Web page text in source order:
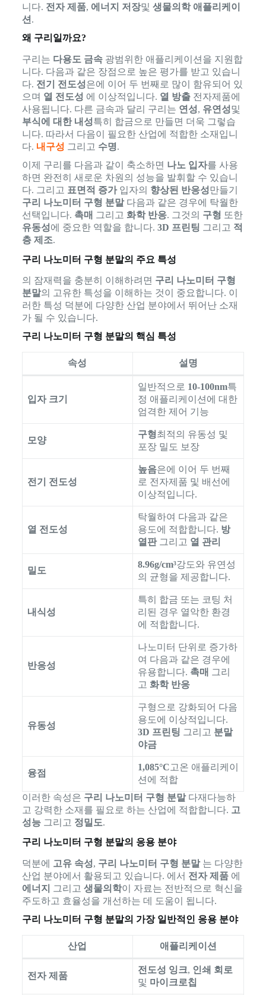
니다. 전자 제품, 에너지 저장및 생물의학 애플리케이
션 .
왜 구리일까요?
구리는 다용도 금속광범위한 애플리케이션을 지원합
니다. 다음과 같은 장점으로 높은 평가를 받고 있습니
다. 전기 전도성은에 이어 두 번째로 많이 함유되어 있
으며 열 전도성 에 이상적입니다. 열 방출전자제품에
사용됩니다. 다른 금속과 달리 구리는 연성, 유연성및
부식에 대한 내성특히 합금으로 만들면 더욱 그렇습
니다. 따라서 다음이 필요한 산업에 적합한 소재입니
다. 내구성 그리고 수명.
이제 구리를 다음과 같이 축소하면 나노 입자를 사용
하면 완전히 새로운 차원의 성능을 발휘할 수 있습니
다. 그리고 표면적 증가입자의 향상된 반응성만들기
구리 나노미터 구형 분말다음과 같은 경우에 탁월한
선택입니다. 촉매 그리고 화학 반응. 그것의 구형 또한
유동성에 중요한 역할을 합니다. 3D 프린팅 그리고 적
층 제조.
구리 나노미터 구형 분말의 주요 특성
의 잠재력을 충분히 이해하려면 구리 나노미터 구형
분말의 고유한 특성을 이해하는 것이 중요합니다. 이
러한 특성 덕분에 다양한 산업 분야에서 뛰어난 소재
가 될 수 있습니다.
구리 나노미터 구형 분말의 핵심 특성
속성 설명
입자 크기
일반적으로 10-100nm특
정 애플리케이션에 대한
엄격한 제어 기능
모양
구형최적의 유동성 및
포장 밀도 보장
전기 전도성
높음은에 이어 두 번째
로 전자제품 및 배선에
이상적입니다.
열 전도성
탁월하여 다음과 같은
용도에 적합합니다. 방
열판그리고 열 관리
밀도
8.96g/cm³강도와 유연성
의 균형을 제공합니다.
내식성
특히 합금 또는 코팅 처
리된 경우 열악한 환경
에 적합합니다.
반응성
나노미터 단위로 증가하
여 다음과 같은 경우에
유용합니다. 촉매 그리
고 화학 반응
유동성
구형으로 강화되어 다음
용도에 이상적입니다.
3D 프린팅 그리고 분말
야금
융점
1,085°C고온 애플리케이
션에 적합
이러한 속성은 구리 나노미터 구형 분말다재다능하
고 강력한 소재를 필요로 하는 산업에 적합합니다. 고
성능그리고 정밀도.
구리 나노미터 구형 분말의 응용 분야
덕분에 고유 속성, 구리 나노미터 구형 분말는 다양한
산업 분야에서 활용되고 있습니다. 에서 전자 제품에
에너지
그리고 생물의학이 자료는 전반적으로 혁신을
주도하고 효율성을 개선하는 데 도움이 됩니다.
구리 나노미터 구형 분말의 가장 일반적인 응용 분야
산업 애플리케이션
전자 제품
전도성 잉크, 인쇄 회로
및 마이크로칩